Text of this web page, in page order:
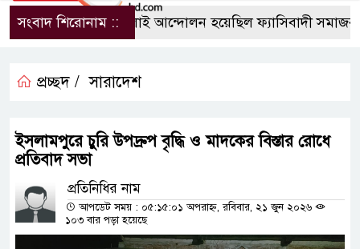
সংবাদ শিরোনাম ::জুলাই আন্দোলন হয়েছিল ফ্যাসিবাদী
প্রচ্ছদ / সারাদেশ
ইসলামপুরে চুরি উপদ্রুপ বৃদ্ধি ও মাদকের বিস্তার রোধে
প্রতিবাদ সভা
প্রতিনিধির নাম
আপডেট সময় : ০৫:১৫:০১ অপরাহ্ন, রবিবার, ২১ জুন ২০২৬
১০৩ বার পড়া হয়েছে